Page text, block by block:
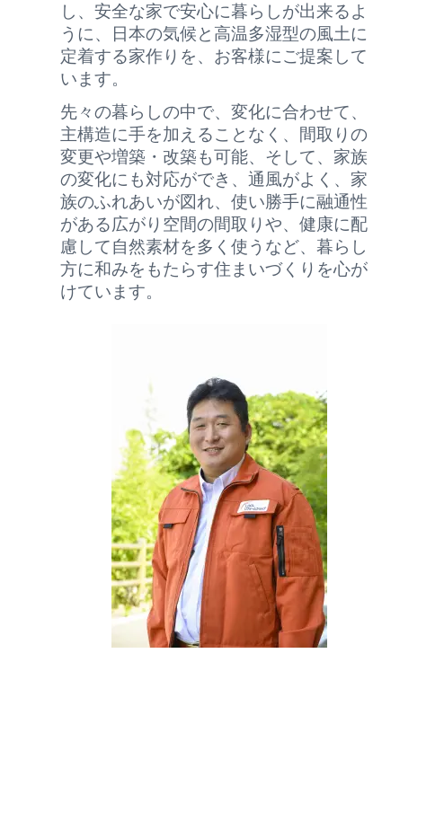
し、安全な家で安心に暮らしが出来るよ
うに、日本の気候と高温多湿型の風土に
定着する家作りを、お客様にご提案して
います。
先々の暮らしの中で、変化に合わせて、
主構造に手を加えることなく、間取りの
変更や増築・改築も可能、そして、家族
の変化にも対応ができ、通風がよく、家
族のふれあいが図れ、使い勝手に融通性
がある広がり空間の間取りや、健康に配
慮して自然素材を多く使うなど、暮らし
方に和みをもたらす住まいづくりを心が
けています。